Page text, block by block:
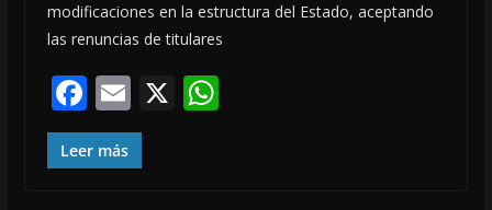
modificaciones en la estructura del Estado, aceptando
las renuncias de titulares
F
ac
e
E
m
ai
X W
Leer más